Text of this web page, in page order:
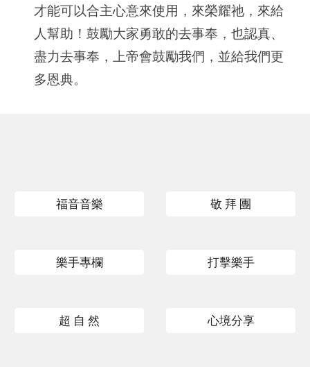
才能可以合主心意來使用，來榮耀祂，來給
人幫助！鼓勵大家勇敢的去事奉，也認真、
盡力去事奉，上帝會鼓勵我們，並給我們更
多恩典。
福音音樂 敬 拜 團
樂手專欄 打擊樂手
超 自 然 心境分享